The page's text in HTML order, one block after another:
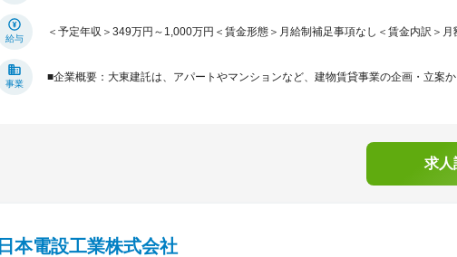
給与
＜予定年収＞349万円～1,000万円＜賃金形態＞月給制補足事項なし＜賃金内訳＞月
事業
■企業概要：大東建託は、アパートやマンションなど、建物賃貸事業の企画・立案
求人
日本電設工業株式会社